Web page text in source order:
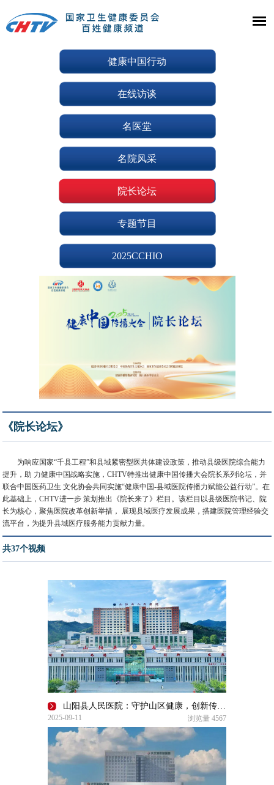
健康中国行动
在线访谈
名医堂
名院风采
院长论坛
专题节目
2025CCHIO
《院长论坛》
为响应国家“千县工程”和县域紧密型医共体建设政策，推动县级医院综合能力
提升，助 力健康中国战略实施，CHTV特推出健康中国传播大会院长系列论坛，并
联合中国医药卫生 文化协会共同实施“健康中国-县域医院传播力赋能公益行动”。在
此基础上，CHTV进一步 策划推出《院长来了》栏目。该栏目以县级医院书记、院
长为核心，聚焦医院改革创新举措， 展现县域医疗发展成果，搭建医院管理经验交
流平台，为提升县域医疗服务能力贡献力量。
共37个视频
山阳县人民医院：守护山区健康，创新传播赋能
2025-09-11 浏览量 4567